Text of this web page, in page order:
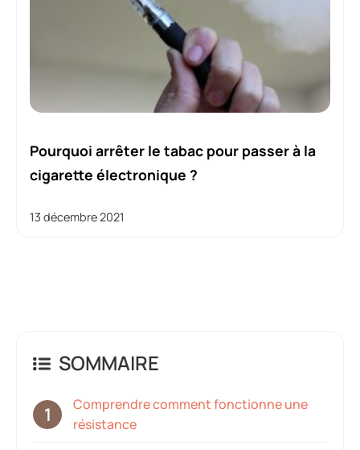
Pourquoi arrêter le tabac pour passer à la
cigarette électronique ?
13 décembre 2021
SOMMAIRE
Comprendre comment fonctionne une
résistance